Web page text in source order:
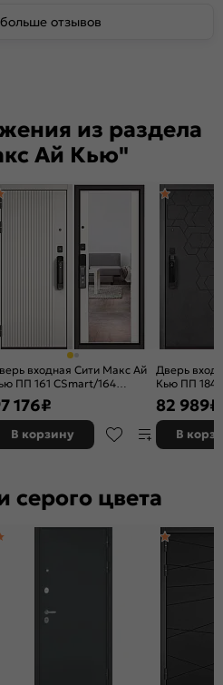
отзывов
из раздела
Ай Кью"
входная Сити Макс Ай
ПП 161 CSmart/164
Эмаль белоснежная/
белоснежная, 2 замка
176₽
В корзину
Дверь
Кью ПП 184/
Дуб
82 989₽
В
серого цвета